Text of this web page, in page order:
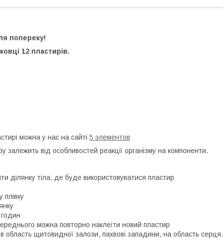
попереку!
12 пластирів.
можна у нас на сайті 5 элементов
залежить від особливостей реакції організму на компоненти.
ділянку тіла, де буде використовуватися пластир
плівку
можна повторно наклеїти новий пластир
область щитовидної залози, пахвові западини, на область серця.